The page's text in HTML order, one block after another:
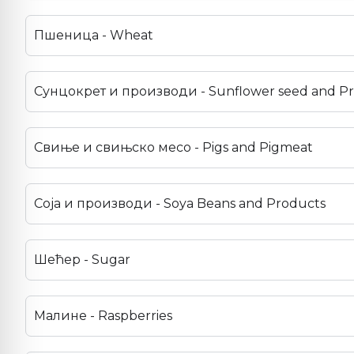
Пшеница - Wheat
Сунцокрет и производи - Sunflower seed and
Свиње и свињско месо - Pigs and Pigmeat
Соја и производи - Soya Beans and Products
Шећер - Sugar
Малине - Raspberries